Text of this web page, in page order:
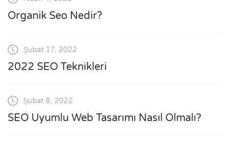
Organik Seo Nedir?
Şubat 17, 2022
2022 SEO Teknikleri
Şubat 8, 2022
SEO Uyumlu Web Tasarımı Nasıl Olmalı?